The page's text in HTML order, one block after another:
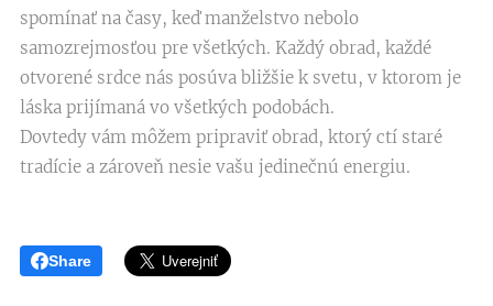
spomínať na časy, keď manželstvo nebolo
samozrejmosťou pre všetkých. Každý obrad, každé
otvorené srdce nás posúva bližšie k svetu, v ktorom je
láska prijímaná vo všetkých podobách.
Dovtedy vám môžem pripraviť obrad, ktorý ctí staré
tradície a zároveň nesie vašu jedinečnú energiu.
Share